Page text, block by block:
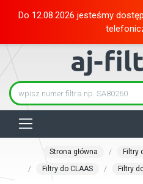
Do 12.08.2026 jesteśmy
Strona główna
Filtry
Filtry do CLAAS
Filtry